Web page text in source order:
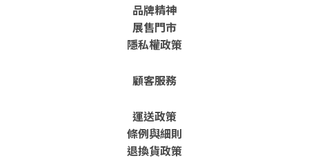
品牌精神
展售門市
隱私權政策
顧客服務
運送政策
條例與細則
退換貨政策